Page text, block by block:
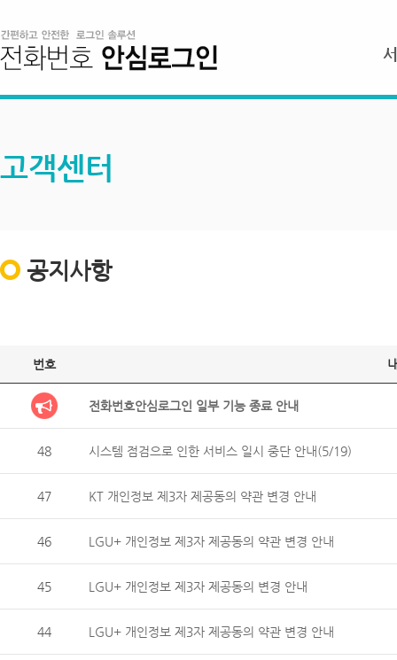
고객센터
공지사항
번호
전화번호안심로그인 일부 기능 종료 안내
48 시스템 점검으로 인한 서비스 일시 중단 안내(5/19)
47 KT 개인정보 제3자 제공동의 약관 변경 안내
46 LGU+ 개인정보 제3자 제공동의 약관 변경 안내
45 LGU+ 개인정보 제3자 제공동의 변경 안내
44 LGU+ 개인정보 제3자 제공동의 약관 변경 안내